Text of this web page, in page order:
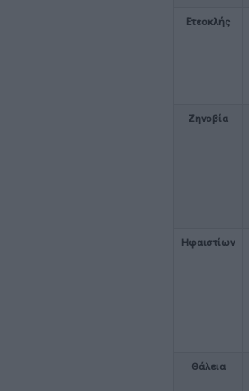
Ετεοκλής
Ζηνοβία
Ηφαιστίων
Θάλεια